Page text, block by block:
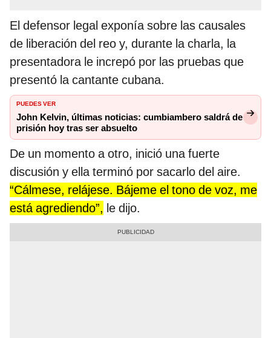
El defensor legal exponía sobre las causales
de liberación del reo y, durante la charla, la
presentadora le increpó por las pruebas que
presentó la cantante cubana.
PUEDES VER
John Kelvin, últimas noticias: cumbiambero saldrá de
prisión hoy tras ser absuelto
De un momento a otro, inició una fuerte
discusión y ella terminó por sacarlo del aire.
“Cálmese, relájese. Bájeme el tono de voz, me
está agrediendo”, le dijo.